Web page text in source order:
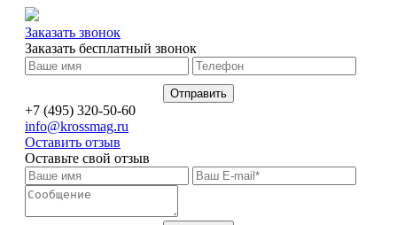
Заказать звонок
Заказать бесплатный звонок
+7 (495) 320-50-60
info@krossmag.ru
Оставить отзыв
Оставьте свой отзыв